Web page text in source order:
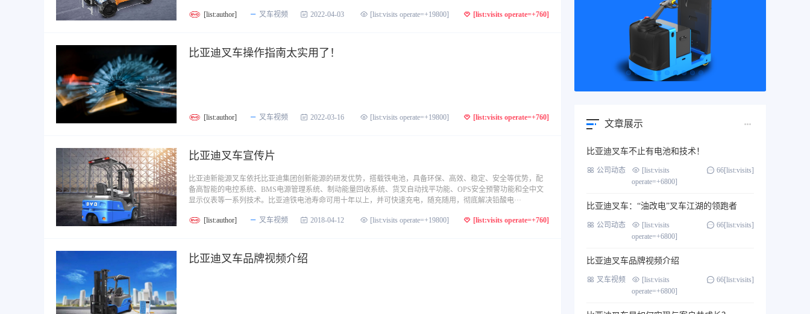
[list:author] 叉车视频 2022-04-03 [list:visits operate=+19800] [list:visits operate=+760]
比亚迪叉车操作指南太实用了！
[list:author] 叉车视频 2022-03-16 [list:visits operate=+19800] [list:visits operate=+760]
比亚迪叉车宣传片
比亚迪新能源叉车依托比亚迪集团创新能源的研发优势，搭载铁电池，具备环保、高效、稳定、安全等优势，配
备高智能的电控系统、BMS电源管理系统、制动能量回收系统、货叉自动找平功能、OPS安全预警功能和全中文
显示仪表等一系列技术。比亚迪铁电池寿命可用十年以上，并可快速充电，随充随用，彻底解决铅酸电···
[list:author] 叉车视频 2018-04-12 [list:visits operate=+19800] [list:visits operate=+760]
比亚迪叉车品牌视频介绍
文章展示
比亚迪叉车不止有电池和技术！
公司动态
[list:visits
operate=+6800]
66[list:visits]
比亚迪叉车：“油改电”叉车江湖的领跑者
公司动态
[list:visits
operate=+6800]
66[list:visits]
比亚迪叉车品牌视频介绍
叉车视频
[list:visits
operate=+6800]
66[list:visits]